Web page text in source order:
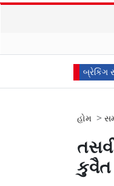
બ્રેકિંગ
મુખ્ય પ્રધાન વિજયની પત્ની
હોમ >
કુવૈત